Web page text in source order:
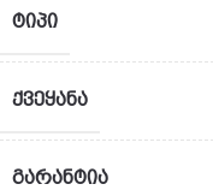
ᲢᲘᲞᲘ
ᲥᲕᲔᲧᲐᲜᲐ
ᲒᲐᲠᲐᲜᲢᲘᲐ